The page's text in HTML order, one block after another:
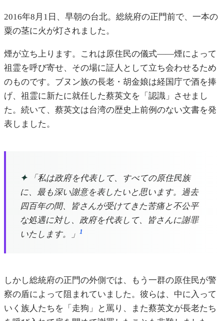
2016年8月1日、早朝の台北。総統府の正門前で、一本の
粟の茎に火が灯されました。
煙が立ち上ります。これは原住民の儀式——煙によって
祖霊を呼び寄せ、その場に証人として立ち会わせるため
のものです。ブヌン族の長老・胡金娘は経国庁で酒を捧
げ、祖霊に新たに就任した蔡英文を「認識」させまし
た。続いて、蔡英文は台湾の歴史上前例のない文書を発
表しました。
✦「私は政府を代表して、すべての原住民族
に、最も深い謝意を表したいと思います。過去
四百年の間、皆さんが受けてきた苦痛と不公平
な処遇に対し、政府を代表して、皆さんに謝罪
いたします。」
1
しかし総統府の正門の外側では、もう一群の原住民が警
察の盾によって阻まれていました。彼らは、中に入って
いく族人たちを「走狗」と罵り、また蔡英文が長老たち